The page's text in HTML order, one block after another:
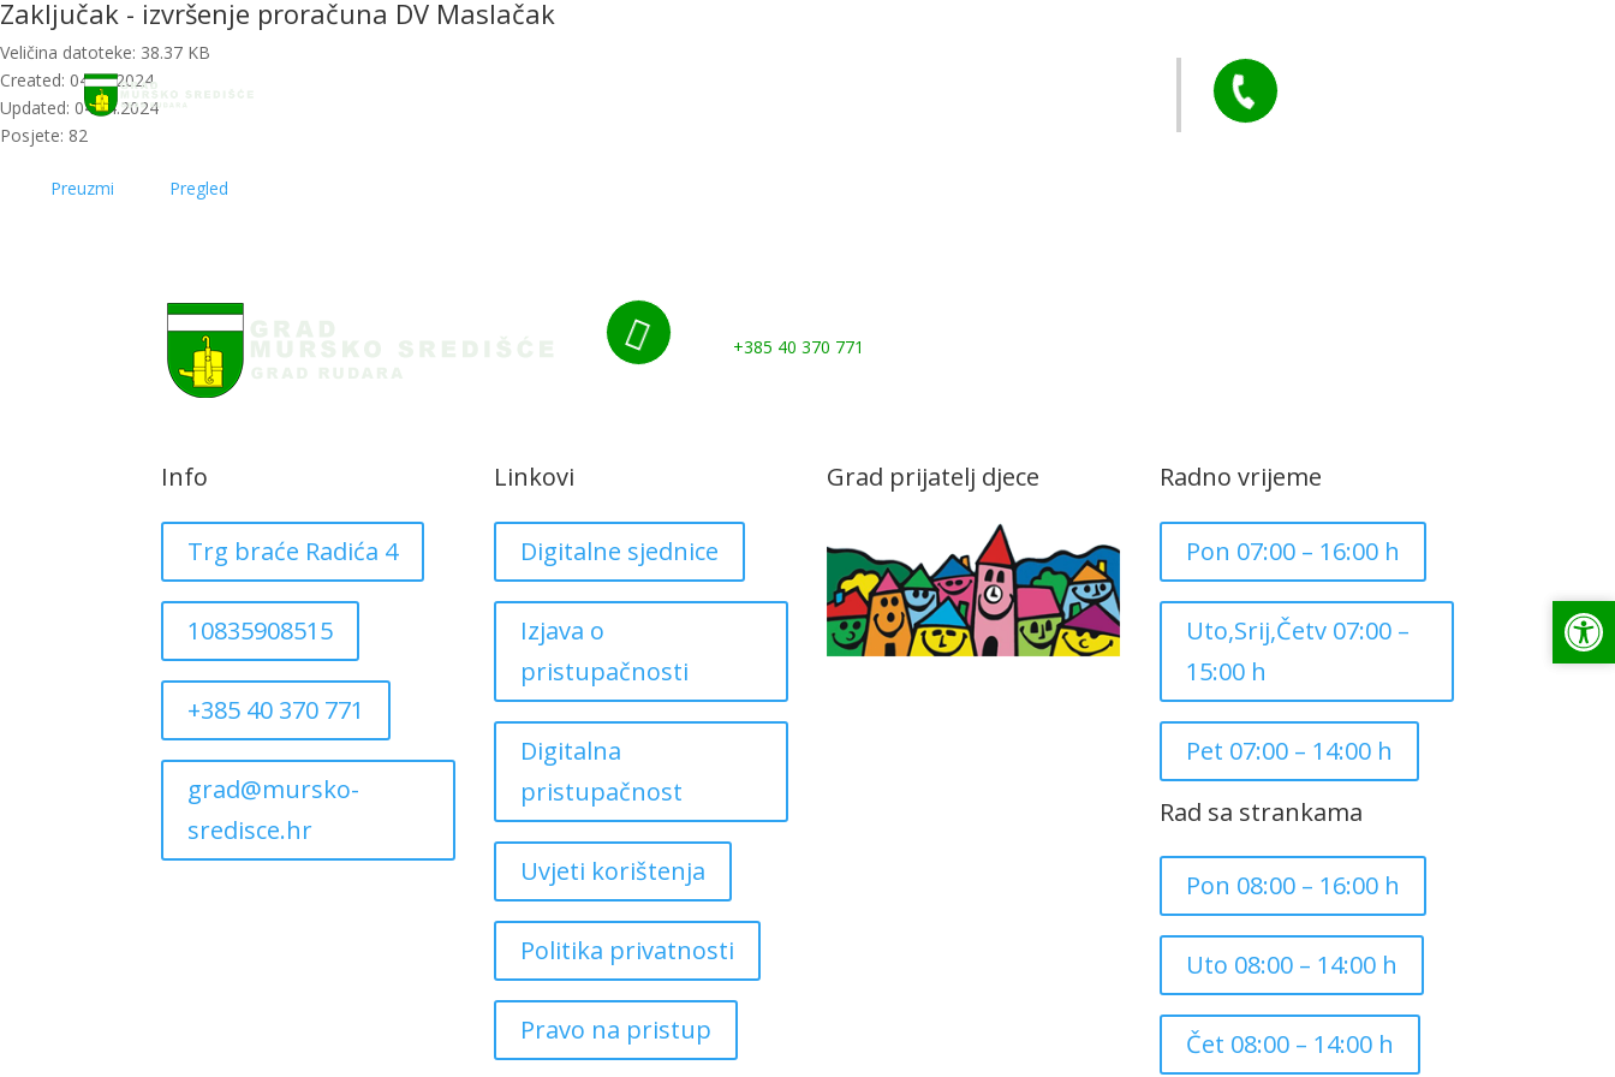

Zaključak - izvršenje proračuna DV Maslačak
Veličina datoteke: 38.37 KB
Created: 04.04.2024
Updated: 04.04.2024
Posjete: 82
Preuzmi Pregled
 +385 40 370 771
Info
Trg braće Radića 4
10835908515
+385 40 370 771
grad@mursko-
sredisce.hr
Linkovi
Digitalne sjednice
Izjava o
pristupačnosti
Digitalna
pristupačnost
Uvjeti korištenja
Politika privatnosti
Pravo na pristup
Grad prijatelj djece Radno vrijeme
Pon 07:00 – 16:00 h
Uto,Srij,Četv 07:00 –
15:00 h
Pet 07:00 – 14:00 h
Rad sa strankama
Pon 08:00 – 16:00 h
Uto 08:00 – 14:00 h
Čet 08:00 – 14:00 h